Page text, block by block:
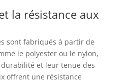
la résistance aux
sont fabriqués à partir de
le polyester ou le nylon,
et leur tenue des
offrent une résistance